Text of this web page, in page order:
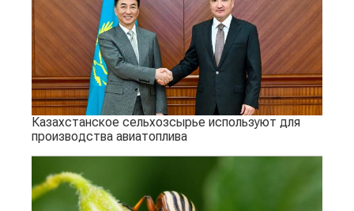
Казахстанское сельхозсырье используют для
производства авиатоплива